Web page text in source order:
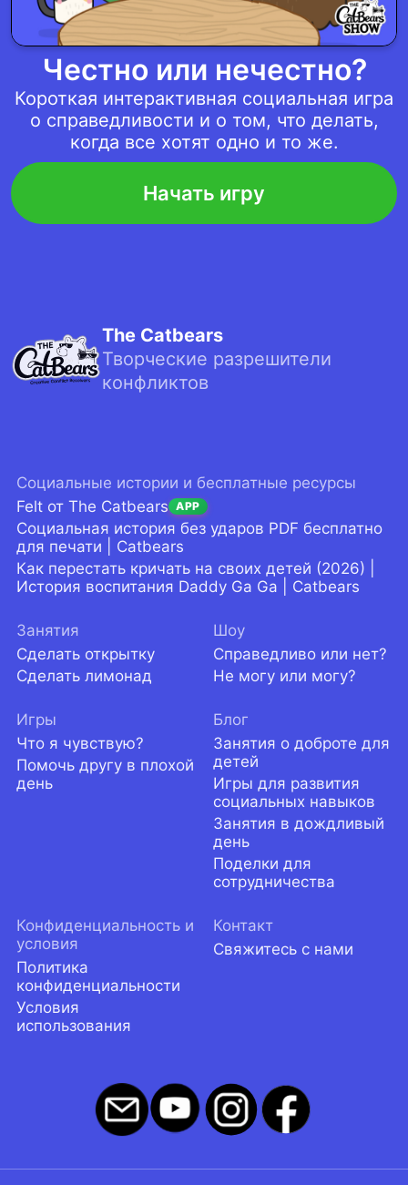
Честно или нечестно?
Короткая интерактивная социальная игра
о справедливости и о том, что делать,
когда все хотят одно и то же.
Начать игру
The Catbears
Творческие разрешители
конфликтов
Социальные истории и бесплатные ресурсы
Felt от The Catbears APP
Социальная история без ударов PDF бесплатно
для печати | Catbears
Как перестать кричать на своих детей (2026) |
История воспитания Daddy Ga Ga | Catbears
Занятия
Сделать открытку
Сделать лимонад
Шоу
Справедливо или нет?
Не могу или могу?
Игры
Что я чувствую?
Помочь другу в плохой
день
Блог
Занятия о доброте для
детей
Игры для развития
социальных навыков
Занятия в дождливый
день
Поделки для
сотрудничества
Конфиденциальность и
условия
Политика
конфиденциальности
Условия
использования
Контакт
Свяжитесь с нами